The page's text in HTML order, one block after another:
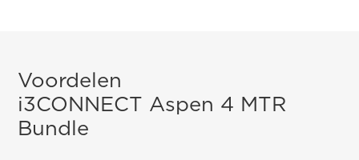
Voordelen
i3CONNECT Aspen 4 MTR
Bundle